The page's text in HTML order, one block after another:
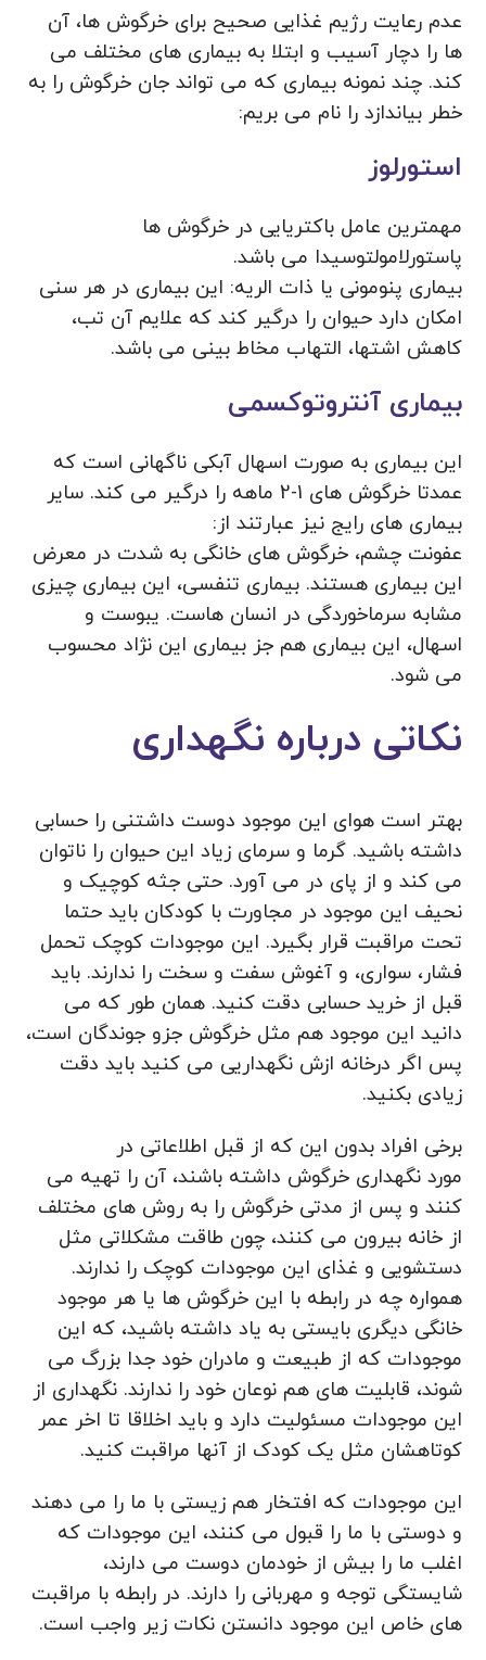
عدم رعایت رژیم غذایی صحیح برای خرگوش ها، آن
ها را دچار آسیب و ابتلا به بیماری های مختلف می
کند. چند نمونه بیماری که می تواند جان خرگوش را به
خطر بیاندازد را نام می بریم:
استورلوز
مهمترین عامل باکتریایی در خرگوش ها
پاستورلامولتوسیدا می باشد.
بیماری پنومونی یا ذات الریه: این بیماری در هر سنی
امکان دارد حیوان را درگیر کند که علایم آن تب،
کاهش اشتها، التهاب مخاط بینی می باشد.
بیماری آنتروتوکسمی
این بیماری به صورت اسهال آبکی ناگهانی است که
عمدتا خرگوش های 1-2 ماهه را درگیر می کند. سایر
بیماری های رایج نیز عبارتند از:
عفونت چشم، خرگوش های خانگی به شدت در معرض
این بیماری هستند. بیماری تنفسی، این بیماری چیزی
مشابه سرماخوردگی در انسان هاست. یبوست و
اسهال، این بیماری هم جز بیماری این نژاد محسوب
می شود.
نکاتی درباره نگهداری
بهتر است هوای این موجود دوست داشتنی را حسابی
داشته باشید. گرما و سرمای زیاد این حیوان را ناتوان
می کند و از پای در می آورد. حتی جثه کوچیک و
نحیف این موجود در مجاورت با کودکان باید حتما
تحت مراقبت قرار بگیرد. این موجودات کوچک تحمل
فشار، سواری، و آغوش سفت و سخت را ندارند. باید
قبل از خرید حسابی دقت کنید. همان طور که می
دانید این موجود هم مثل خرگوش جزو جوندگان است،
پس اگر درخانه ازش نگهداریی می کنید باید دقت
زیادی بکنید.
برخی افراد بدون این که از قبل اطلاعاتی در
مورد نگهداری خرگوش داشته باشند، آن را تهیه می
کنند و پس از مدتی خرگوش را به روش های مختلف
از خانه بیرون می کنند، چون طاقت مشکلاتی مثل
دستشویی و غذای این موجودات کوچک را ندارند.
همواره چه در رابطه با این خرگوش ها یا هر موجود
خانگی دیگری بایستی به یاد داشته باشید، که این
موجودات که از طبیعت و مادران خود جدا بزرگ می
شوند، قابلیت های هم نوعان خود را ندارند. نگهداری از
این موجودات مسئولیت دارد و باید اخلاقا تا اخر عمر
کوتاهشان مثل یک کودک از آنها مراقبت کنید.
این موجودات که افتخار هم زیستی با ما را می دهند
و دوستی با ما را قبول می کنند، این موجودات که
اغلب ما را بیش از خودمان دوست می دارند،
شایستگی توجه و مهربانی را دارند. در رابطه با مراقبت
های خاص این موجود دانستن نکات زیر واجب است.